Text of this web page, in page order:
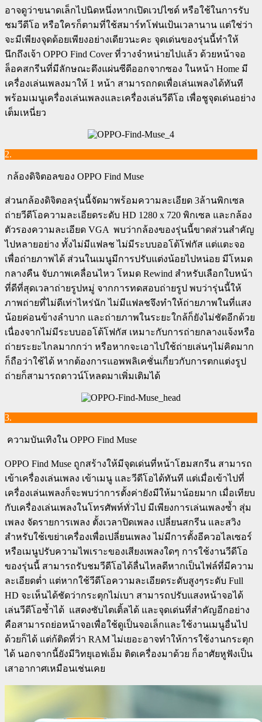
อาจดูว่าขนาดเล็กไปนิดหนึ่งหากเปิดเวปไซด์ หรือใช้ในการรับ
ชมวีดีโอ หรือใครก็ตามที่ใช้สมาร์ทโฟนเป้นเวลานาน แต่ใช่ว่า
จะมีเพียงจุดด้อยเพียงอย่างเดียวนะคะ จุดเด่นของรุ่นนี้ทำให้
นึกถึงเจ้า OPPO Find Cover ที่วางจำหน่ายไปแล้ว ด้วยหน้าจอ
ล็อคสกรีนที่มีลักษณะดึงแผ่นซีดีออกจากซอง ในหน้า Home มี
เครื่องเล่นเพลงมาให้ 1 หน้า สามารถกดเพื่อเล่นเพลงได้ทันที
พร้อมเมนูเครื่องเล่นเพลงและเครื่องเล่นวีดีโอ เพื่อชูจุดเด่นอย่าง
เต็มเหนี่ยว
2.
กล้องดิจิตอลของ OPPO Find Muse
ส่วนกล้องดิจิตอลรุ่นนี้จัดมาพร้อมความละเอียด 3ล้านพิกเซล
ถ่ายวีดีโอความละเอียดระดับ HD 1280 x 720 พิกเซล และกล้อง
ตัวรองความละเอียด VGA พบว่ากล้องของรุ่นนี้ขาดส่วนสำคัญ
ไปหลายอย่าง ทั้งไม่มีแฟลช ไม่มีระบบออโต้โฟกัส แต่แตะจอ
เพื่อถ่ายภาพได้ ส่วนในเมนูมีการปรับแต่งน้อยไปหน่อย มีโหมด
กลางคืน จับภาพเคลื่อนไหว โหมด Rewind สำหรับเลือกใบหน้า
ที่ดีที่สุดเวลาถ่ายรูปหมู่ จากการทดสอบถ่ายรูป พบว่ารุ่นนี้ให้
ภาพถ่ายที่ไม่ดีเท่าไหร่นัก ไม่มีแฟลชจึงทำให้ถ่ายภาพในที่แสง
น้อยค่อนข้างลำบาก และถ่ายภาพในระยะใกล้ก็ยังไม่ชัดอีกด้วย
เนื่องจากไม่มีระบบออโต้โฟกัส เหมาะกับการถ่ายกลางแจ้งหรือ
ถ่ายระยะไกลมากกว่า หรือหากจะเอาไปใช้ถ่ายเล่นๆไม่คิดมาก
ก็ถือว่าใช้ได้ หากต้องการแอพพลิเคชั่นเกี่ยวกับการตกแต่งรูป
ถ่ายก็สามารถดาวน์โหลดมาเพิ่มเติมได้
3.
ความบันเทิงใน OPPO Find Muse
OPPO Find Muse ถูกสร้างให้มีจุดเด่นที่หน้าโฮมสกรีน สามารถ
เข้าเครื่องเล่นเพลง เข้าเมนู และวีดีโอได้ทันที แต่เมื่อเข้าไปที่
เครื่องเล่นเพลงก็จะพบว่าการตั้งค่ายังมีให้มาน้อยมาก เมื่อเทียบ
กับเครื่องเล่นเพลงในโทรศัพท์ทั่วไป มีเพียงการเล่นเพลงซ้ำ สุ่ม
เพลง จัดรายการเพลง ตั้งเวลาปิดเพลง เปลี่ยนสกรีน และสวิง
สำหรับใช้เขย่าเครื่องเพื่อเปลี่ยนเพลง ไม่มีการตั้งอีควอไลเซอร์
หรือเมนูปรับความไพเราะของเสียงเพลงใดๆ การใช้งานวีดีโอ
ของรุ่นนี้ สามารถรับชมวีดีโอได้ลื่นไหลดีหากเป็นไฟล์ที่มีความ
ละเอียดต่ำ แต่หากใช้วีดีโอความละเอียดระดับสูงๆระดับ Full
HD จะเห็นได้ชัดว่ากระตุกไม่เบา สามารถปรับแสงหน้าจอได้
เล่นวีดีโอซ้ำได้ แสดงซับไตเติ้ลได้ และจุดเด่นที่สำคัญอีกอย่าง
คือสามารถย่อหน้าจอเพื่อใช้ดูเป็นจอเล็กและใช้งานเมนูอื่นไป
ด้วยก็ได้ แต่ก้ติดที่ว่า RAM ไม่เยอะอาจทำให้การใช้งานกระตุก
ได้ นอกจากนี้ยังมีวิทยุเอฟเอ็ม ติดเครื่องมาด้วย ก็อาศัยหูฟังเป็น
เสาอากาศเหมือนเช่นเคย